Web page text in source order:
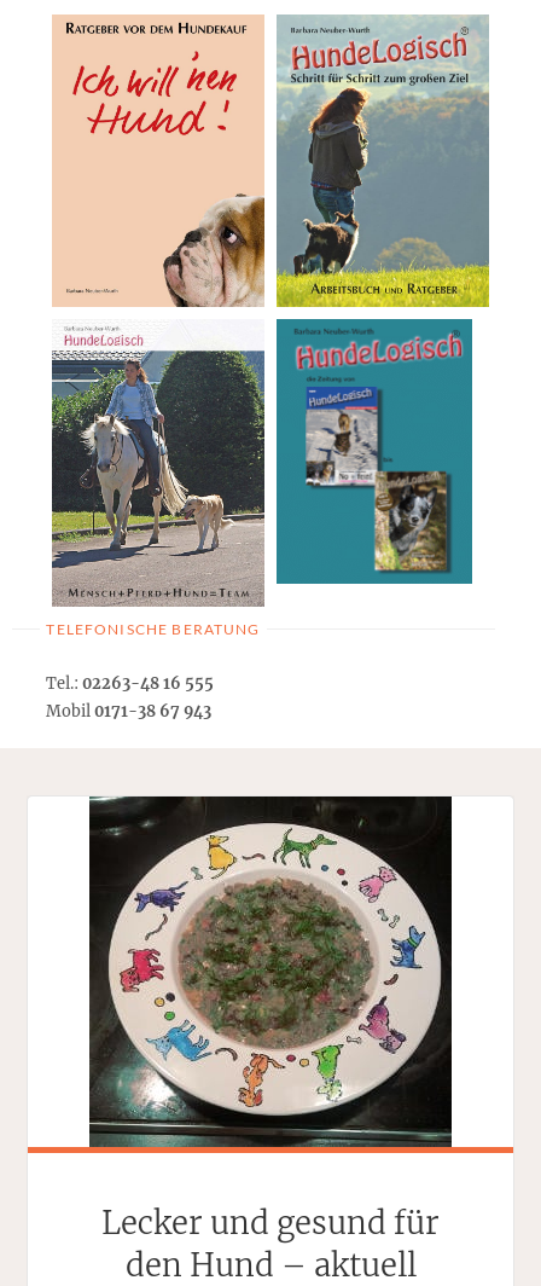
TELEFONISCHE BERATUNG
Tel.:02263-48 16 555
Mobil0171-38 67 943
Lecker und gesund für
den Hund – aktuell